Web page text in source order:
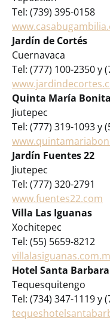
Tel: (739) 395-0158
Jardín de Cortés
Cuernavaca
Tel: (777) 100-2350 y
Quinta María Bonita
Jiutepec
Tel: (777) 319-1093 y
Jardín Fuentes 22
Jiutepec
Tel: (777) 320-2791
www.fuentes22.com
Villa Las Iguanas
Xochitepec
Tel: (55) 5659-8212
Hotel Santa Barbara
Tequesquitengo
Tel: (734) 347-1119 y